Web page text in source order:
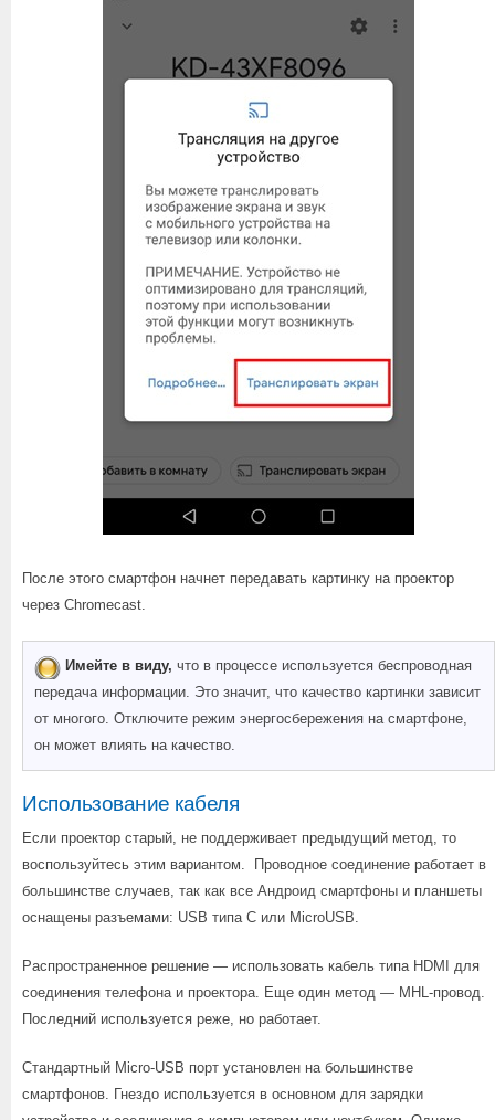
После этого смартфон начнет передавать картинку на проектор
через Chromecast.
Имейте в виду, что в процессе используется беспроводная
передача информации. Это значит, что качество картинки зависит
от многого. Отключите режим энергосбережения на смартфоне,
он может влиять на качество.
Использование кабеля
Если проектор старый, не поддерживает предыдущий метод, то
воспользуйтесь этим вариантом. Проводное соединение работает в
большинстве случаев, так как все Андроид смартфоны и планшеты
оснащены разъемами: USB типа С или MicroUSB.
Распространенное решение — использовать кабель типа HDMI для
соединения телефона и проектора. Еще один метод — MHL-провод.
Последний используется реже, но работает.
Стандартный Micro-USB порт установлен на большинстве
смартфонов. Гнездо используется в основном для зарядки